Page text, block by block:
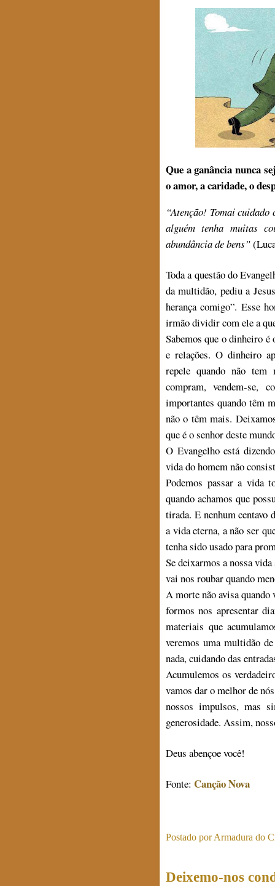
Que a ganância nunca
o amor, a caridade, o
“Atenção! Tomai cuidado
alguém tenha muitas
abundância de bens”
Toda a questão do
da multidão, pediu a
herança comigo”. Esse
irmão dividir com ele a
Sabemos que o dinheiro é
e relações. O dinheiro
repele quando não tem
compram, vendem-se,
importantes quando têm
não o têm mais.
que é o senhor deste
O Evangelho está
vida do homem não
Podemos passar a vida
quando achamos que
tirada. E nenhum centavo
a vida eterna, a não ser
tenha sido usado para
Se deixarmos a nossa
vai nos roubar quando
A morte não avisa quando
formos nos apresentar
materiais que
veremos uma multidão
nada, cuidando das
Acumulemos os
vamos dar o melhor de
nossos impulsos, mas
generosidade. Assim,
Deus abençoe você!
Fonte: Canção Nova
Postado porArmadura do
Deixemo-nos